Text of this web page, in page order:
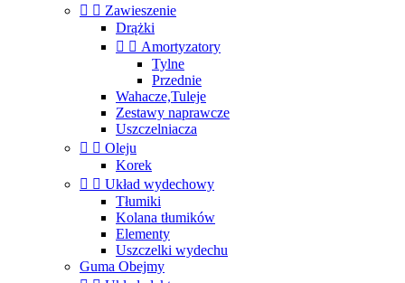
  Zawieszenie
Drążki
  Amortyzatory
Tylne
Przednie
Wahacze,Tuleje
Zestawy naprawcze
Uszczelniacza
  Oleju
Korek
  Układ wydechowy
Tłumiki
Kolana tłumików
Elementy
Uszczelki wydechu
Guma Obejmy